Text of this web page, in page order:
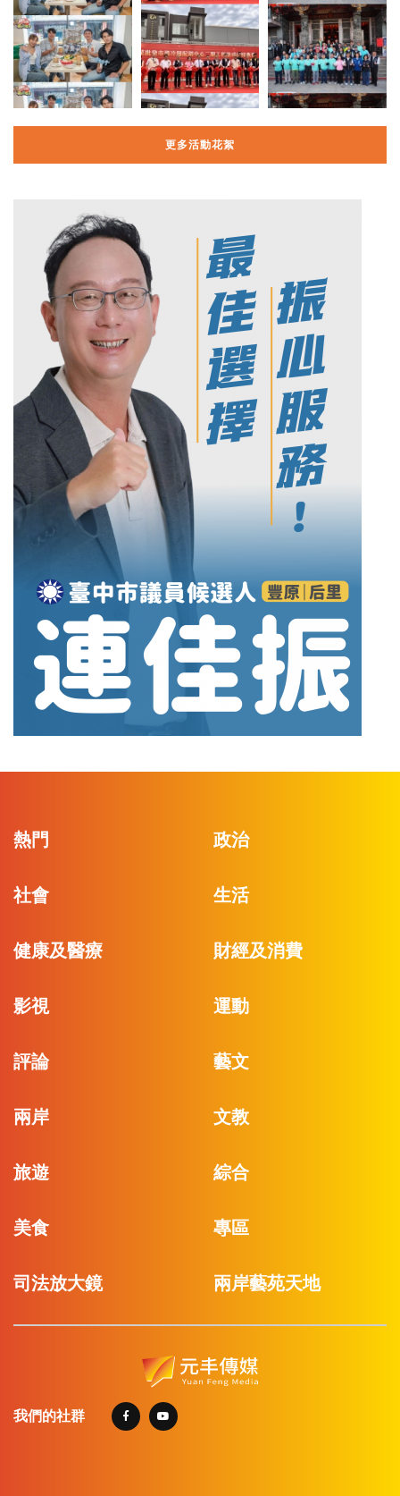
更多活動花絮
熱門 政治
社會 生活
健康及醫療 財經及消費
影視 運動
評論 藝文
兩岸 文教
旅遊 綜合
美食 專區
司法放大鏡 兩岸藝苑天地
我們的社群